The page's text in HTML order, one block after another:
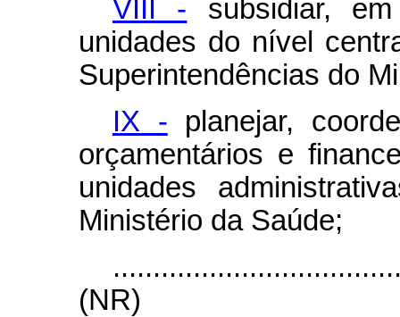
VIII - subsidiar,
unidades do nível
Superintendências do
IX - planejar,
orçamentários e
unidades
Ministério da Saúde;
(NR)